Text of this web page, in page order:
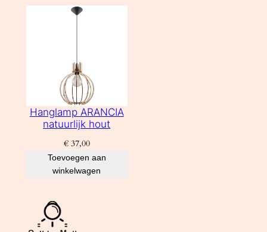
Hanglamp ARANCIA
natuurlijk hout
€37,00
Toevoegen aan
winkelwagen